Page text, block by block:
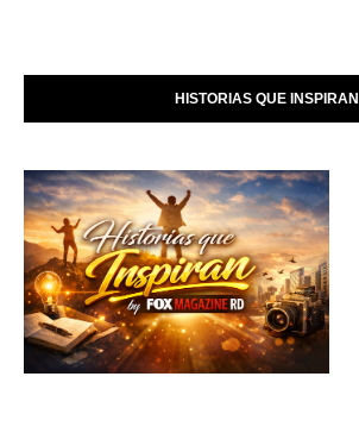
HISTORIAS QUE INSPIRAN